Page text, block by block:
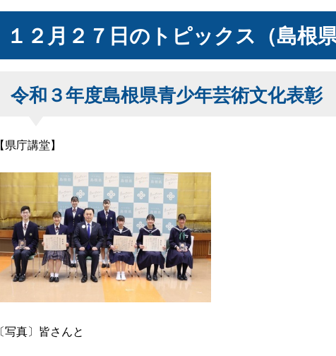
１２月２７日のトピックス（島根
令和３年度島根県青少年芸術文化表彰
【県庁講堂】
〔写真〕皆さんと